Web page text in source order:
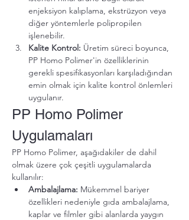
enjeksiyon kalıplama, ekstrüzyon veya
diğer yöntemlerle polipropilen
işlenebilir.
Kalite Kontrol: Üretim süreci boyunca,
PP Homo Polimer'in özelliklerinin
gerekli spesifikasyonları karşıladığından
emin olmak için kalite kontrol önlemleri
uygulanır.
PP Homo Polimer
Uygulamaları
PP Homo Polimer, aşağıdakiler de dahil
olmak üzere çok çeşitli uygulamalarda
kullanılır:
Ambalajlama: Mükemmel bariyer
özellikleri nedeniyle gıda ambalajlama,
kaplar ve filmler gibi alanlarda yaygın